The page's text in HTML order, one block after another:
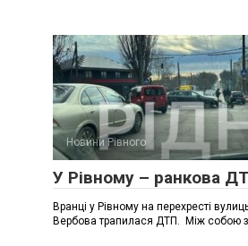
Новини Рівного
У Рівному – ранкова
Вранці у Рівному на перехресті
Вербова трапилася ДТП. Між собою